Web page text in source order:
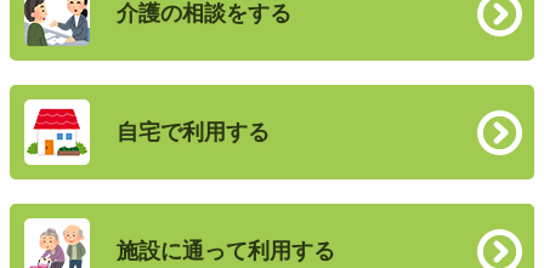
介護の相談をする
自宅で利用する
施設に通って利用する